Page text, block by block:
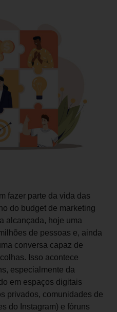
fazer parte da vida das
do budget de marketing
alcançada, hoje uma
de pessoas e, ainda
conversa capaz de
Isso acontece
especialmente da
em espaços digitais
privados, comunidades de
do Instagram) e fóruns